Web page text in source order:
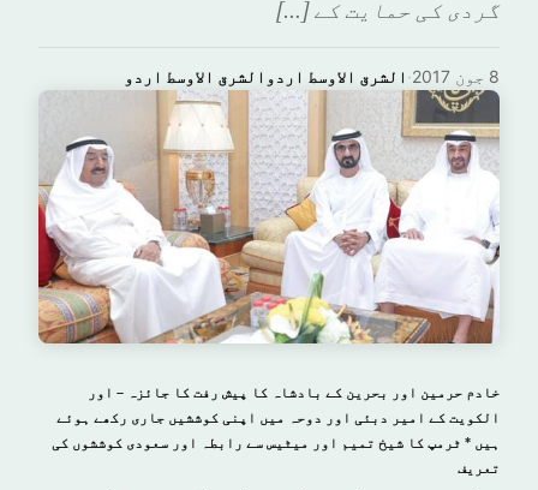
گردی کی حمایت کے […]
الشرق الاوسط اردوالشرق الاوسط اردو · 8 جون 2017
خادم حرمين اور بحرین کے بادشاہ کا پیش رفت کا جائزہ – اور
الكويت کے امیر دبئی اور دوحہ میں اپنی کوششیں جاری رکھے ہوئے
ہیں * ٹرمپ کا شیخ تمیم اور میٹیس سے رابطہ اور سعودی کوششوں کی
تعریف